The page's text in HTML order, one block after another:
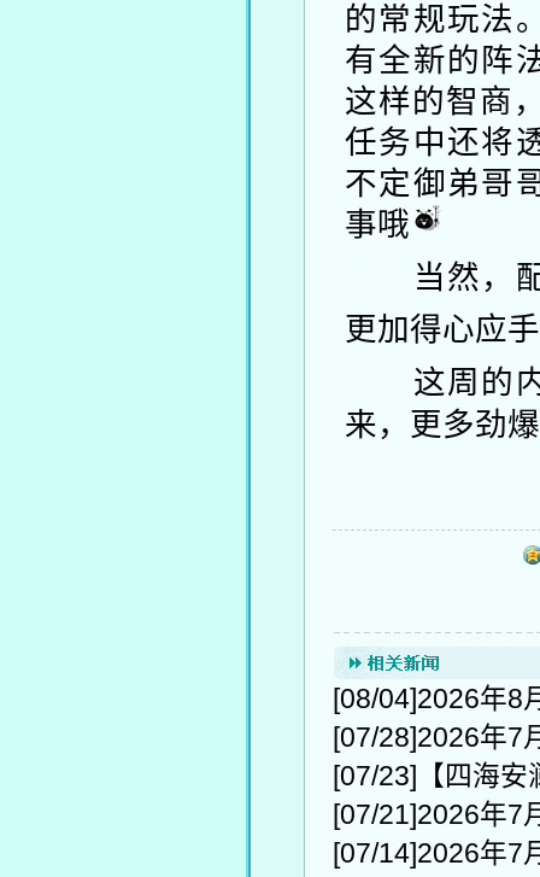
的常规玩法
有全新的阵
这样的智商
任务中还将
不定御弟哥
事哦
当然，配
更加得心应
这周的内
来，更多劲
[08/04]2026年8
[07/28]2026年7
[07/23] 【四海
[07/21]2026年7
[07/14]2026年7